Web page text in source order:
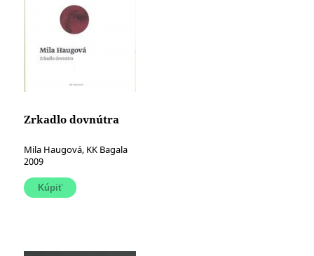
Zrkadlo dovnútra
Mila Haugová, KK Bagala
2009